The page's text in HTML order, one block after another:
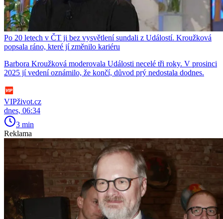
Po 20 letech v ČT ji bez vysvětlení sundali z Událostí. Kroužková
popsala ráno, které jí změnilo kariéru
Barbora Kroužková moderovala Události necelé tři roky. V prosinci
2025 jí vedení oznámilo, že končí, důvod prý nedostala dodnes.
VIPživot.cz
dnes, 06:34
3 min
Reklama